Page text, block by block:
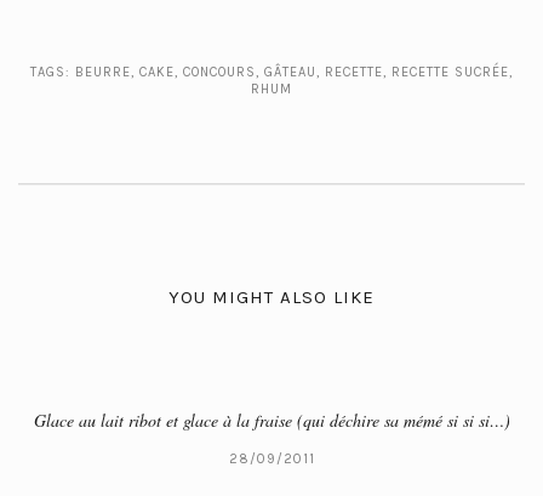
TAGS: BEURRE, CAKE, CONCOURS, GÂTEAU, RECETTE, RECETTE SUCRÉE,
RHUM
YOU MIGHT ALSO LIKE
Glace au lait ribot et glace à la fraise (qui déchire sa mémé si si si…)
28/09/2011